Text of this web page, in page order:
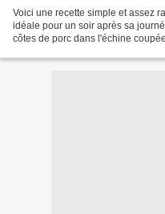
Voici une recette simple et assez
idéale pour un soir après sa
côtes de porc dans l'échine